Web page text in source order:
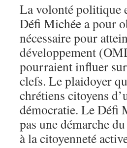
La volonté politique
Défi Michée a pour
nécessaire pour
développement
pourraient influer
clefs. Le plaidoyer
chrétiens citoyens
démocratie. Le Défi
pas une démarche
à la citoyenneté